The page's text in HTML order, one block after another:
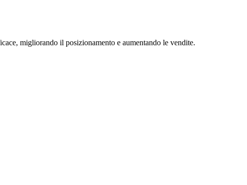
migliorando il posizionamento e aumentando le vendite.